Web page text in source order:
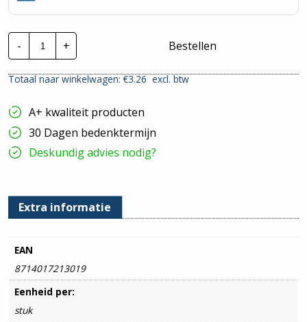
-
Mepac
Spijkerclips
|
-
Wit
|
Per
100
stuks
+ Bestellen
Totaal naar winkelwagen: €3.26excl. btw
A+ kwaliteit producten
30 Dagen bedenktermijn
Deskundig advies nodig?
Extra informatie
EAN
8714017213019
Eenheid per:
stuk